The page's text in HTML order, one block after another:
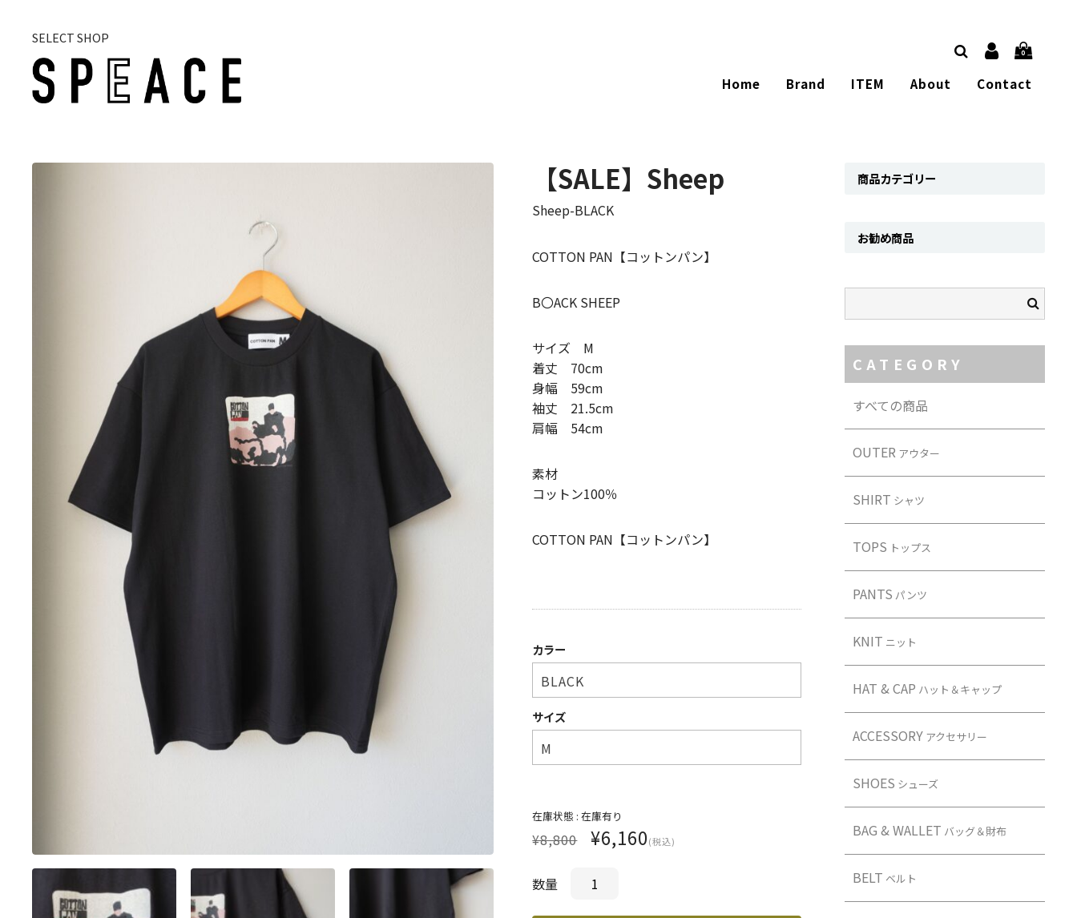
SELECT SHOP
0
Home Brand ITEM About Contact
【SALE】Sheep
Sheep-BLACK
COTTON PAN【コットンパン】
B〇ACK SHEEP
サイズ M
着丈 70cm
身幅 59cm
袖丈 21.5cm
肩幅 54cm
素材
コットン100％
COTTON PAN【コットンパン】
カラー
サイズ
在庫状態 :在庫有り
¥8,800 ¥6,160(税込)
数量
商品カテゴリー
お勧め商品
CATEGORY
すべての商品
OUTERアウター
SHIRT シャツ
TOPS トップス
PANTS パンツ
KNIT ニット
HAT & CAP ハット＆キャップ
ACCESSORYアクセサリー
SHOES シューズ
BAG & WALLET バッグ＆財布
BELT ベルト